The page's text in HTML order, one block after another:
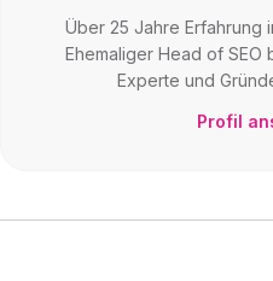
Über 25 Jahre Erfahrung
Ehemaliger Head of SEO
Experte und
Profil